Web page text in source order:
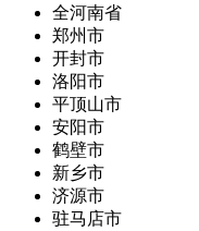
全河南省
郑州市
开封市
洛阳市
平顶山市
安阳市
鹤壁市
新乡市
济源市
驻马店市